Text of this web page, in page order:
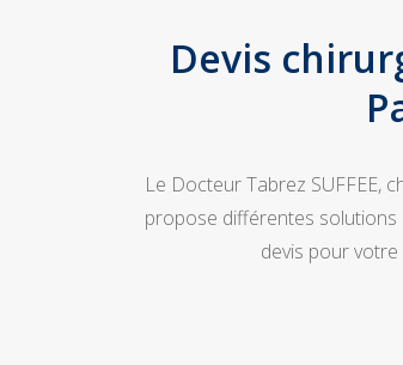
Devis
Le Docteur Tabrez SUFFEE,
propose différentes
devis pour